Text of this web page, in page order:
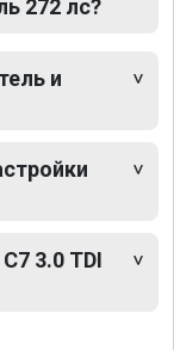
272 лс?
и
3.0 TDI